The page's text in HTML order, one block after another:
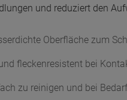
und reduziert den
Oberfläche zum
fleckenresistent bei
zu reinigen und bei